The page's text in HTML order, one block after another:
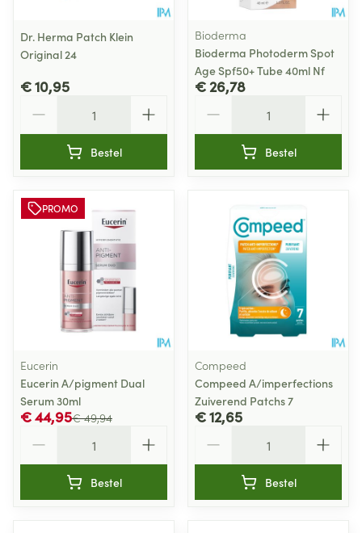
Dr. Herma Patch Klein
Original 24
€ 10,95
Bestel
Bioderma
Bioderma Photoderm Spot
Age Spf50+ Tube 40ml Nf
€ 26,78
Bestel
PROMO
Eucerin
Eucerin A/pigment Dual
Serum 30ml
€ 49,94
€ 44,95
Bestel
Compeed
Compeed A/imperfections
Zuiverend Patchs 7
€ 12,65
Bestel